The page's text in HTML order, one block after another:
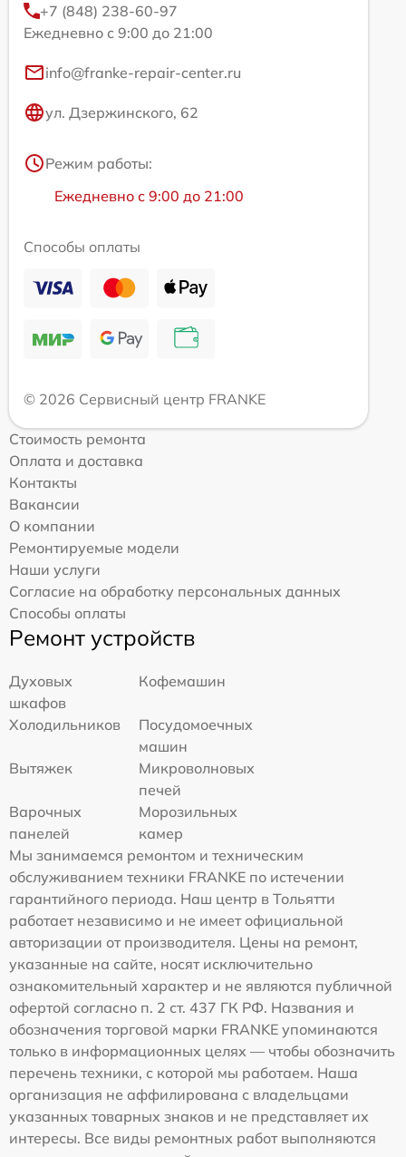
+7 (848) 238-60-97
Ежедневно с 9:00 до 21:00
info@franke-repair-center.ru
ул. Дзержинского, 62
Режим работы:
Ежедневно с 9:00 до 21:00
Способы оплаты
© 2026 Сервисный центр FRANKE
Стоимость ремонта
Оплата и доставка
Контакты
Вакансии
О компании
Ремонтируемые модели
Наши услуги
Согласие на обработку персональных данных
Способы оплаты
Ремонт устройств
Духовых
шкафов
Кофемашин
Холодильников
Посудомоечных
машин
Вытяжек
Микроволновых
печей
Варочных
панелей
Морозильных
камер
Мы занимаемся ремонтом и техническим
обслуживанием техники FRANKE по истечении
гарантийного периода. Наш центр в Тольятти
работает независимо и не имеет официальной
авторизации от производителя. Цены на ремонт,
указанные на сайте, носят исключительно
ознакомительный характер и не являются публичной
офертой согласно п. 2 ст. 437 ГК РФ. Названия и
обозначения торговой марки FRANKE упоминаются
только в информационных целях — чтобы обозначить
перечень техники, с которой мы работаем. Наша
организация не аффилирована с владельцами
указанных товарных знаков и не представляет их
интересы. Все виды ремонтных работ выполняются